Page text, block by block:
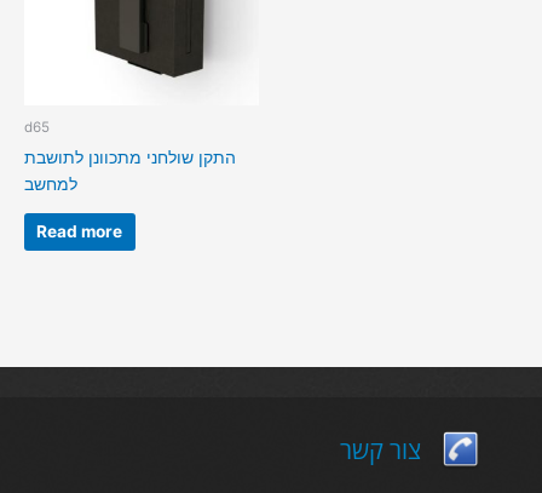
d65
התקן שולחני מתכוונן לתושבת
למחשב
Read more
צור קשר